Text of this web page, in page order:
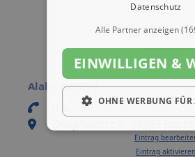
Alalej Rashed
Eintrag
Eintrag aktivieren
Datenschutz
Alle Partner anzeigen
EINWILLIGEN &
OHNE WERBUNG FÜR